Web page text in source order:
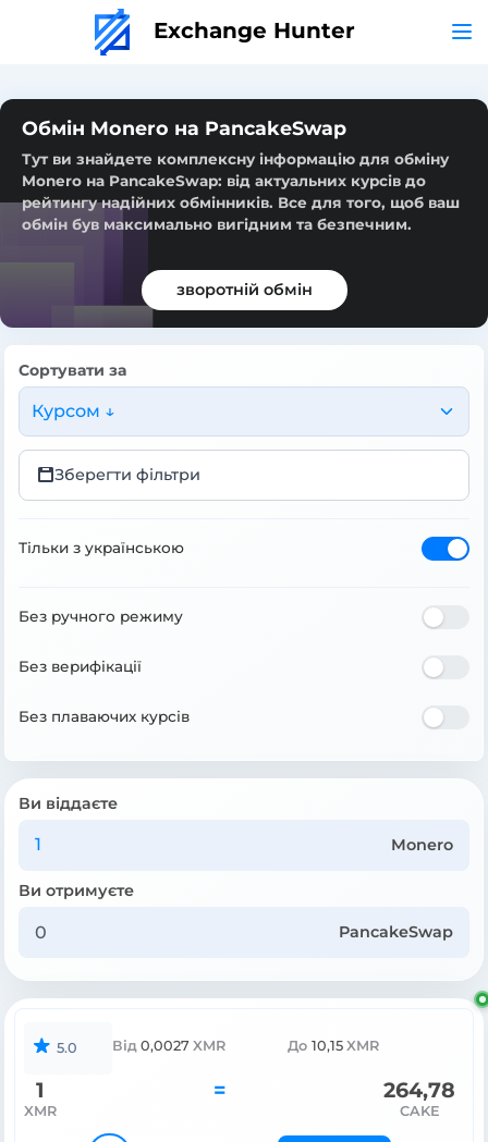
Exchange Hunter
Обмін Monero на PancakeSwap
Тут ви знайдете комплексну інформацію для обміну
Monero на PancakeSwap: від актуальних курсів до
рейтингу надійних обмінників. Все для того, щоб ваш
обмін був максимально вигідним та безпечним.
зворотній обмін
Сортувати за
Курсом ↓
Зберегти фільтри
Тільки з українською
Без ручного режиму
Без верифікації
Без плаваючих курсів
Ви віддаєте
Monero
Ви отримуєте
PancakeSwap
5.0 Від 0,0027 XMR До 10,15 XMR
1
XMR
= 264,78
CAKE